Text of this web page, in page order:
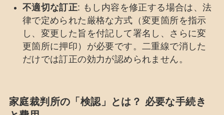
不適切な訂正: もし内容を修正する場合は、法
律で定められた厳格な方式（変更箇所を指示
し、変更した旨を付記して署名し、さらに変
更箇所に押印）が必要です。二重線で消した
だけでは訂正の効力が認められません。
家庭裁判所の「検認」とは？ 必要な手続き